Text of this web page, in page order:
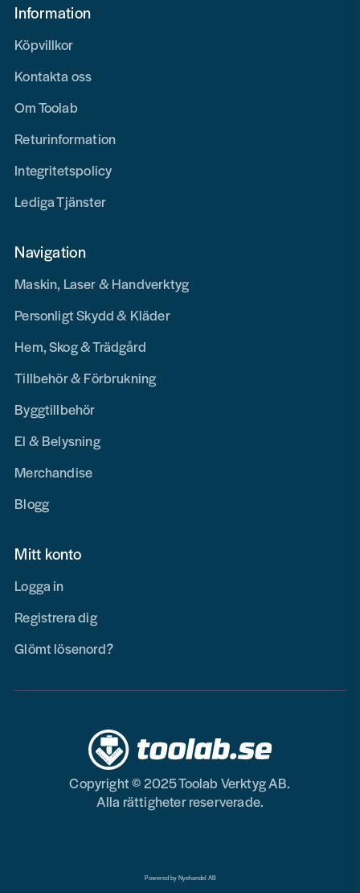
Information
Köpvillkor
Kontakta oss
Om Toolab
Returinformation
Integritetspolicy
Lediga Tjänster
Navigation
Maskin, Laser & Handverktyg
Personligt Skydd & Kläder
Hem, Skog & Trädgård
Tillbehör & Förbrukning
Byggtillbehör
El & Belysning
Merchandise
Blogg
Mitt konto
Logga in
Registrera dig
Glömt lösenord?
Copyright © 2025 Toolab Verktyg AB.
Alla rättigheter reserverade.
Powered by Nyehandel AB